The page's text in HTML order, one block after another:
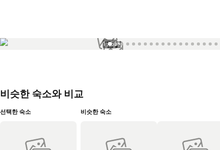
1 / 55
비슷한 숙소와 비교
선택한 숙소 비슷한 숙소